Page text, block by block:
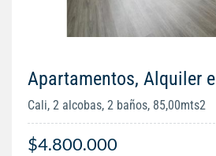
Apartamentos, Alquiler
Cali, 2 alcobas, 2 baños, 85,00mts2
$4.800.000